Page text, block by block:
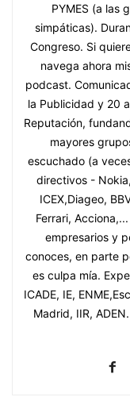
PYMES (a las
simpáticas).
Congreso. Si
navega ahora
podcast.
la Publicidad y 20
Reputación,
mayores
escuchado (a
directivos -
ICEX,Diageo,
Ferrari,
empresarios y
conoces, en parte
es culpa mía.
ICADE, IE,
Madrid, IIR,